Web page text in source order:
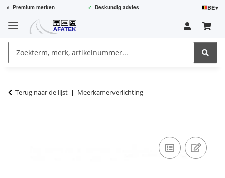
⭐ Premium merken ✓ Deskundig advies BE▾
Terug naar de lijst Meerkamerverlichting